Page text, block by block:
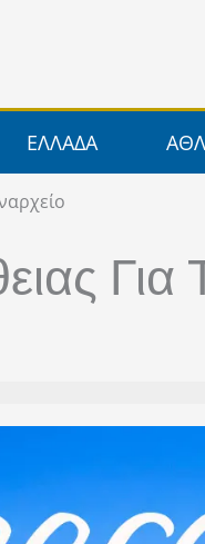
ΕΛΛΑΔΑ
Για